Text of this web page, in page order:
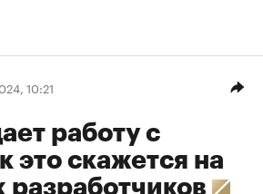
10:21
работу с
это скажется на
разработчиков